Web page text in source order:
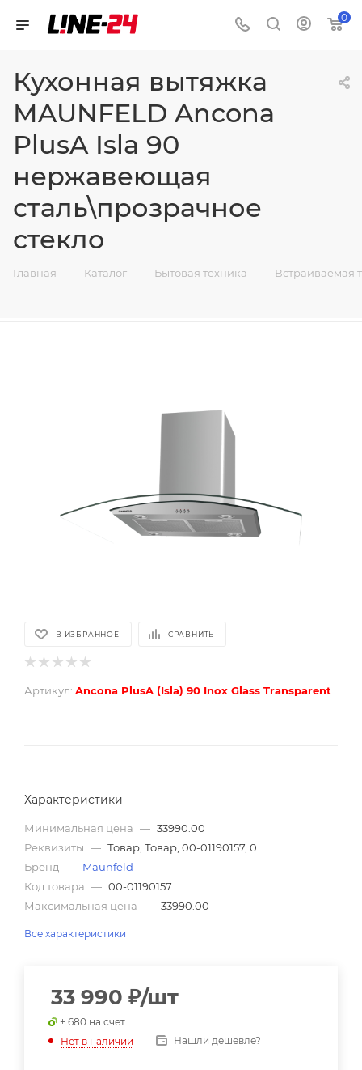
0
Кухонная вытяжка
MAUNFELD Ancona
PlusA Isla 90
нержавеющая
сталь\прозрачное
стекло
Главная — Каталог — Бытовая техника — Встраиваемая
В ИЗБРАННОЕ СРАВНИТЬ
Артикул: Ancona PlusA (Isla) 90 Inox Glass Transparent
Характеристики
Минимальная цена — 33990.00
Реквизиты — Товар, Товар, 00-01190157, 0
Бренд — Maunfeld
Код товара — 00-01190157
Максимальная цена — 33990.00
Все характеристики
33 990 ₽/шт
+ 680 на счет
Нет в наличии
Нашли дешевле?